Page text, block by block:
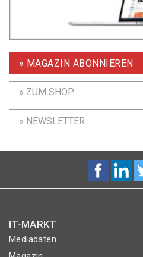
» MAGAZIN ABONNIEREN
» ZUM SHOP
» NEWSLETTER
IT-MARKT
Mediadaten